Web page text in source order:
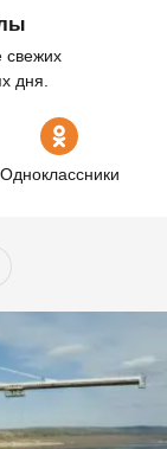
свежих
дня.
Одноклассники